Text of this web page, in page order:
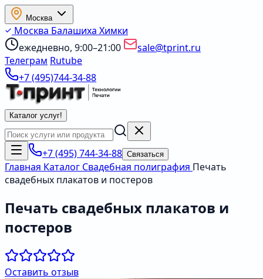
Москва
Москва Балашиха Химки
ежедневно, 9:00–21:00
sale@tprint.ru
Телеграм Rutube
+7 (495)744-34-88
Каталог услуг!
+7 (495) 744-34-88 Связаться
Главная Каталог Свадебная полиграфия Печать
свадебных плакатов и постеров
Печать свадебных плакатов и
постеров
Оставить отзыв